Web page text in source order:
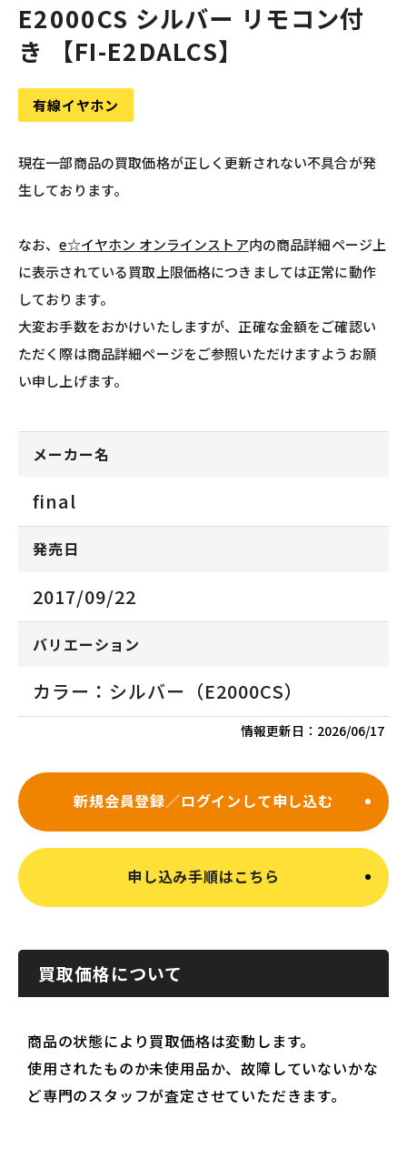
E2000CS シルバー リモコン付
き 【FI-E2DALCS】
有線イヤホン
現在一部商品の買取価格が正しく更新されない不具合が発
生しております。
なお、e☆イヤホン オンラインストア内の商品詳細ページ上
に表示されている買取上限価格につきましては正常に動作
しております。
大変お手数をおかけいたしますが、正確な金額をご確認い
ただく際は商品詳細ページをご参照いただけますようお願
い申し上げます。
メーカー名
final
発売日
2017/09/22
バリエーション
カラー：シルバー（E2000CS）
情報更新日： 2026/06/17
新規会員登録／ログインして申し込む
申し込み手順はこちら
買取価格について
商品の状態により買取価格は変動します。
使用されたものか未使用品か、故障していないかな
ど専門のスタッフが査定させていただきます。